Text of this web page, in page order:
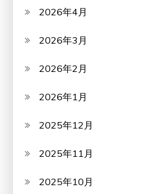
2026年4月
2026年3月
2026年2月
2026年1月
2025年12月
2025年11月
2025年10月